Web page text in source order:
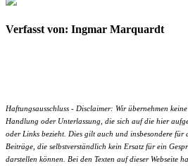
Verfasst von: Ingmar Marquardt
Haftungsausschluss - Disclaimer: Wir übernehmen
Handlung oder Unterlassung, die sich auf die hier
oder Links bezieht. Dies gilt auch und insbesondere für
Beiträge, die selbstverständlich kein Ersatz für ein
darstellen können. Bei den Texten auf dieser Webseite